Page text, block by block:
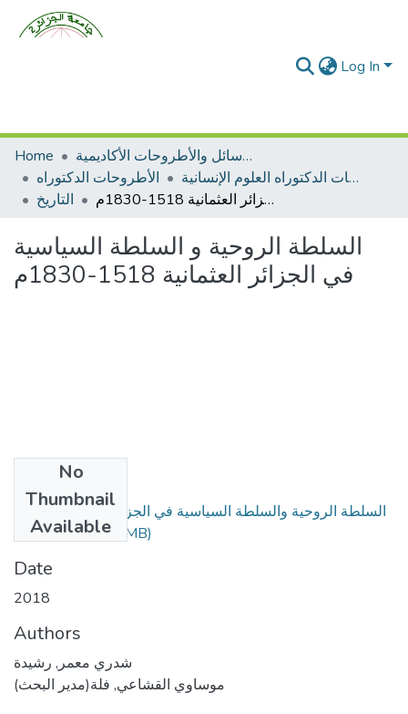
Log In
Home
الرسائل والأطروحات الأكاديمية
الأطروحات الدكتوراه
الأطروحات الدكتوراه العلوم الإنسانية
التاريخ
السلطة الروحية و السلطة السياسية في الجزائر العثمانية 1518-1830م
السلطة الروحية و السلطة السياسية
في الجزائر العثمانية 1518-1830م
No
Thumbnail
Available
1830م.pdf(6.47 MB)
Date
2018
Authors
شدري معمر, رشيدة
موساوي القشاعي, فلة(مدير البحث)